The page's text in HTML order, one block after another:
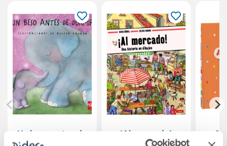
Un beso antes de
¡Al mercado! Al